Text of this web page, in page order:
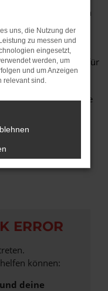
sitzen im perfekten
Sie dank der
Motoren
eingerichtet,
Verso jedoch auch für
geeignet. Das
aus Bautzen im
den Toyota Proace
als
sparen möchte,
oder einen
ERROR
können:
deine
uns, die Nutzung der
zu messen und
eingesetzt,
werden, um
und um Anzeigen
relevant sind.